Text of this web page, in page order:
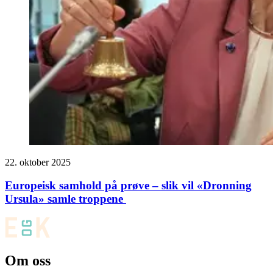
22. oktober 2025
Europeisk samhold på prøve – slik vil «Dronning
Ursula» samle troppene
Om oss